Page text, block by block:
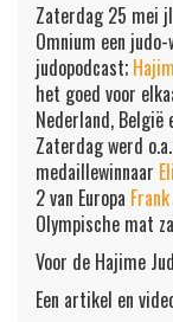
Zaterdag 25 mei
Omnium een
judopodcast;
het goed voor
Nederland, België
Zaterdag werd
medaillewinnaar
2 van Europa
Olympische mat
Voor de Hajime
Een artikel en